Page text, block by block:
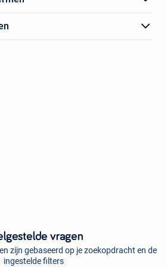
vragen
zijn gebaseerd op je zoekopdracht en de
ingestelde filters